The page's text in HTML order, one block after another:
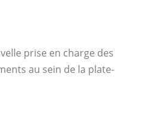
prise en charge des
au sein de la plate-